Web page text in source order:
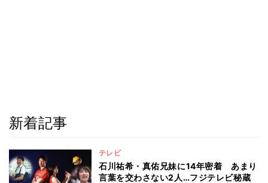
新着記事
テレビ
石川祐希・真佑兄妹に14年密着 あまり
言葉を交わさない2人…フジテレビ秘蔵